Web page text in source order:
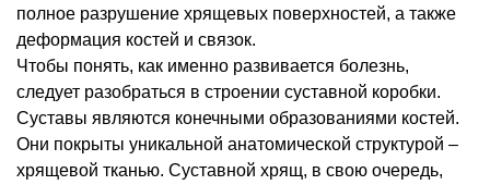
полное разрушение хрящевых поверхностей, а также
деформация костей и связок.
Чтобы понять, как именно развивается болезнь,
следует разобраться в строении суставной коробки.
Суставы являются конечными образованиями костей.
Они покрыты уникальной анатомической структурой –
хрящевой тканью. Суставной хрящ, в свою очередь,